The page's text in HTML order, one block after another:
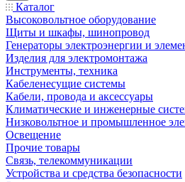
Каталог
Высоковольтное оборудование
Щиты и шкафы, шинопровод
Генераторы электроэнергии и
Изделия для электромонтажа
Инструменты, техника
Кабеленесущие системы
Кабели, провода и аксессуары
Климатические и инженерные
Низковольтное и промышленное
Освещение
Прочие товары
Связь, телекоммуникации
Устройства и средства безопасности